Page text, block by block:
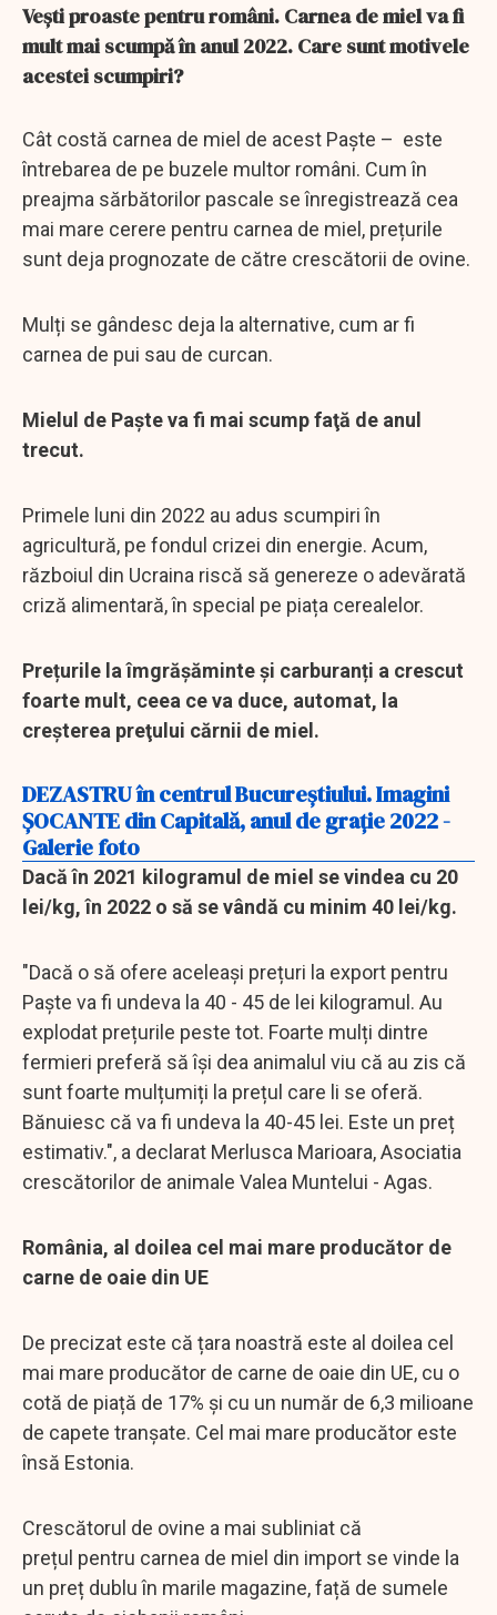
Vești proaste pentru români. Carnea de miel va fi
mult mai scumpă în anul 2022. Care sunt motivele
acestei scumpiri?
Cât costă carnea de miel de acest Paște – este
întrebarea de pe buzele multor români. Cum în
preajma sărbătorilor pascale se înregistrează cea
mai mare cerere pentru carnea de miel, prețurile
sunt deja prognozate de către crescătorii de ovine.
Mulți se gândesc deja la alternative, cum ar fi
carnea de pui sau de curcan.
Mielul de Paşte va fi mai scump faţă de anul
trecut.
Primele luni din 2022 au adus scumpiri în
agricultură, pe fondul crizei din energie. Acum,
războiul din Ucraina riscă să genereze o adevărată
criză alimentară, în special pe piața cerealelor.
Prețurile la îmgrășăminte și carburanți a crescut
foarte mult, ceea ce va duce, automat, la
creșterea preţului cărnii de miel.
DEZASTRU în centrul Bucureștiului. Imagini
ŞOCANTE din Capitală, anul de graţie 2022 -
Galerie foto
Dacă în 2021 kilogramul de miel se vindea cu 20
lei/kg, în 2022 o să se vândă cu minim 40 lei/kg.
"Dacă o să ofere aceleași prețuri la export pentru
Paște va fi undeva la 40 - 45 de lei kilogramul. Au
explodat prețurile peste tot. Foarte mulți dintre
fermieri preferă să își dea animalul viu că au zis că
sunt foarte mulțumiți la prețul care li se oferă.
Bănuiesc că va fi undeva la 40-45 lei. Este un preț
estimativ.", a declarat Merlusca Marioara, Asociatia
crescătorilor de animale Valea Muntelui - Agas.
România, al doilea cel mai mare producător de
carne de oaie din UE
De precizat este că țara noastră este al doilea cel
mai mare producător de carne de oaie din UE, cu o
cotă de piață de 17% și cu un număr de 6,3 milioane
de capete tranșate. Cel mai mare producător este
însă Estonia.
Crescătorul de ovine a mai subliniat că
prețul pentru carnea de miel din import se vinde la
un preț dublu în marile magazine, față de sumele